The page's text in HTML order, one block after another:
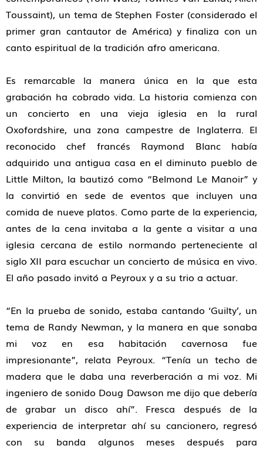
Toussaint), un tema de Stephen Foster (considerado el
primer gran cantautor de América) y finaliza con un
canto espiritual de la tradición afro americana.
Es remarcable la manera única en la que esta
grabación ha cobrado vida. La historia comienza con
un concierto en una vieja iglesia en la rural
Oxofordshire, una zona campestre de Inglaterra. El
reconocido chef francés Raymond Blanc había
adquirido una antigua casa en el diminuto pueblo de
Little Milton, la bautizó como “Belmond Le Manoir” y
la convirtió en sede de eventos que incluyen una
comida de nueve platos. Como parte de la experiencia,
antes de la cena invitaba a la gente a visitar a una
iglesia cercana de estilo normando perteneciente al
siglo XII para escuchar un concierto de música en vivo.
El año pasado invitó a Peyroux y a su trio a actuar.
“En la prueba de sonido, estaba cantando ‘Guilty’, un
tema de Randy Newman, y la manera en que sonaba
mi voz en esa habitación cavernosa fue
impresionante”, relata Peyroux. “Tenía un techo de
madera que le daba una reverberación a mi voz. Mi
ingeniero de sonido Doug Dawson me dijo que debería
de grabar un disco ahí”. Fresca después de la
experiencia de interpretar ahí su cancionero, regresó
con su banda algunos meses después para